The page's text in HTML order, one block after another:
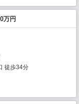
万円
徒歩34分